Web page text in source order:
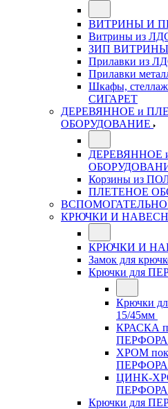
ВИТРИНЫ И
Витрины из
ЗИП
Прилавки из
Прилавки
Шкафы,
СИГАРЕТ
ДЕРЕВЯННОЕ и
ОБОРУДОВАНИЕ
ДЕРЕВЯННОЕ
Корзины из
ПЛЕТЕНОЕ
КРЮЧКИ И
КРЮЧКИ И
Замок для
Крючки для
Крючки
15/45мм
КРАСКА
ХРОМ
ЦИНК-
Крючки для